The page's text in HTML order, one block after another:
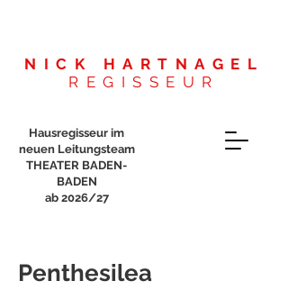
NICK HARTNAGEL
REGISSEUR
Hausregisseur im
neuen Leitungsteam
THEATER BADEN-
BADEN
ab 2026/27
Penthesilea